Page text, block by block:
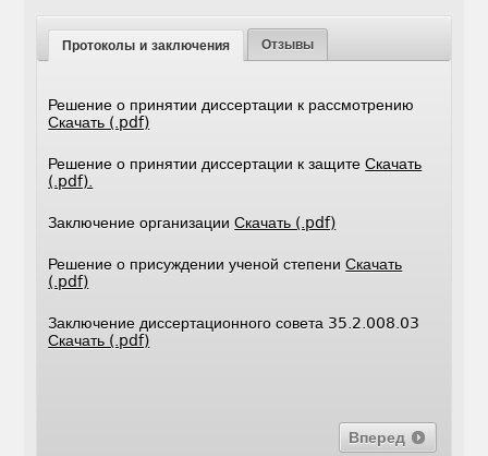
Протоколы и заключения Отзывы
Решение о принятии диссертации к рассмотрению
Скачать (.pdf)
Решение о принятии диссертации к защитеСкачать
(.pdf).
Заключение организацииСкачать (.pdf)
Решение о присуждении ученой степениСкачать
(.pdf)
Заключение диссертационного совета 35.2.008.03
Скачать (.pdf)
Вперед